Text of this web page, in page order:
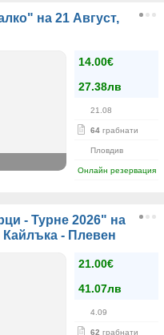
на 21 Август,
14.00€
27.38лв
21.08
64 грабнати
Пловдив
Онлайн резервация
- Турне 2026" на
- Плевен
21.00€
41.07лв
4.09
62 грабнати